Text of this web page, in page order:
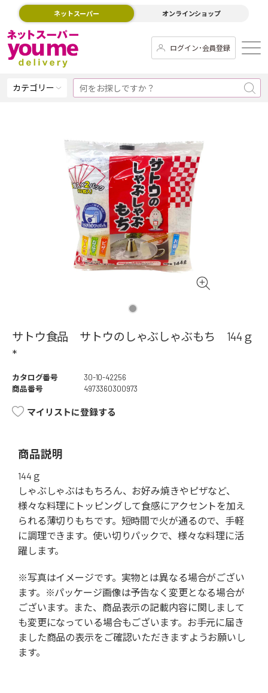
ネットスーパー オンラインショップ
ログイン･会員登録
カテゴリー
サトウ食品 サトウのしゃぶしゃぶもち 144ｇ
*
カタログ番号
30-10-42256
商品番号
4973360300973
マイリストに登録する
商品説明
144ｇ
しゃぶしゃぶはもちろん、お好み焼きやピザなど、
様々な料理にトッピングして食感にアクセントを加え
られる薄切りもちです。短時間で火が通るので、手軽
に調理できます。使い切りパックで、様々な料理に活
躍します。
※写真はイメージです。実物とは異なる場合がござい
ます。※パッケージ画像は予告なく変更となる場合が
ございます。また、商品表示の記載内容に関しまして
も変更になっている場合もございます。お手元に届き
ました商品の表示をご確認いただきますようお願いし
ます。